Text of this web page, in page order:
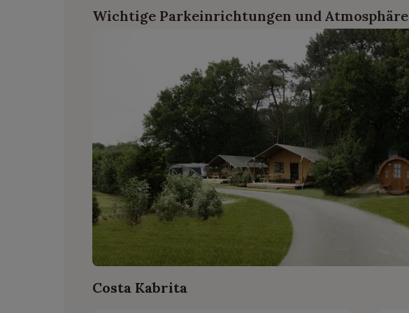
Wichtige Parkeinrichtungen und Atmosphäre
Costa Kabrita